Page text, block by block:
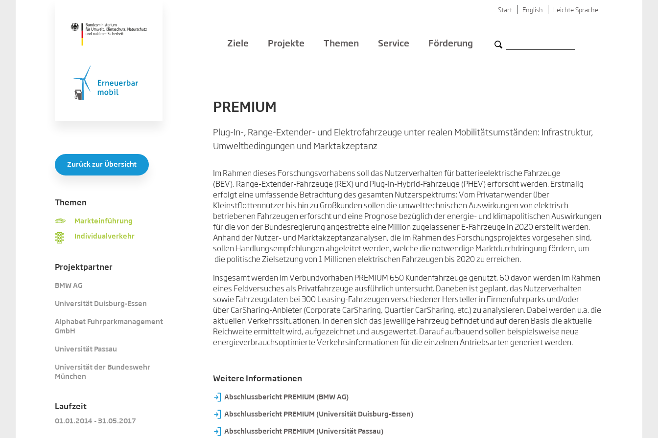
Start Leichte Sprache
English
Ziele Projekte Themen Service Förderung
Zurück zur Übersicht
Themen
Markteinführung
Individualverkehr
Projektpartner
BMW AG
Universität Duisburg-Essen
Alphabet Fuhrparkmanagement
GmbH
Universität Passau
Universität der Bundeswehr
München
Laufzeit
01.01.2014 - 31.05.2017
PREMIUM
Plug-In-, Range-Extender- und Elektrofahrzeuge unter realen Mobilitätsumständen: Infrastruktur,
Umweltbedingungen und Marktakzeptanz
Im Rahmen dieses Forschungsvorhabens soll das Nutzerverhalten für batterieelektrische Fahrzeuge
(BEV), Range-Extender-Fahrzeuge (REX) und Plug-in-Hybrid-Fahrzeuge (PHEV) erforscht werden. Erstmalig
erfolgt eine umfassende Betrachtung des gesamten Nutzerspektrums: Vom Privatanwender über
Kleinstflottennutzer bis hin zu Großkunden sollen die umwelttechnischen Auswirkungen von elektrisch
betriebenen Fahrzeugen erforscht und eine Prognose bezüglich der energie- und klimapolitischen Auswirkungen
für die von der Bundesregierung angestrebte eine Million zugelassener E-Fahrzeuge in 2020 erstellt werden.
Anhand der Nutzer- und Marktakzeptanzanalysen, die im Rahmen des Forschungsprojektes vorgesehen sind,
sollen Handlungsempfehlungen abgeleitet werden, welche die notwendige Marktdurchdringung fördern, um
die politische Zielsetzung von 1 Millionen elektrischen Fahrzeugen bis 2020 zu erreichen.
Insgesamt werden im Verbundvorhaben PREMIUM 650 Kundenfahrzeuge genutzt. 60 davon werden im Rahmen
eines Feldversuches als Privatfahrzeuge ausführlich untersucht. Daneben ist geplant, das Nutzerverhalten
sowie Fahrzeugdaten bei 300 Leasing-Fahrzeugen verschiedener Hersteller in Firmenfuhrparks und/oder
über CarSharing-Anbieter (Corporate CarSharing, Quartier CarSharing, etc.) zu analysieren. Dabei werden u.a. die
aktuellen Verkehrssituationen, in denen sich das jeweilige Fahrzeug befindet und auf deren Basis die aktuelle
Reichweite ermittelt wird, aufgezeichnet und ausgewertet. Darauf aufbauend sollen beispielsweise neue
energieverbrauchsoptimierte Verkehrsinformationen für die einzelnen Antriebsarten generiert werden.
Weitere Informationen
⇥ Abschlussbericht PREMIUM (BMW AG)
⇥ Abschlussbericht PREMIUM (Universität Duisburg-Essen)
⇥ Abschlussbericht PREMIUM (Universität Passau)